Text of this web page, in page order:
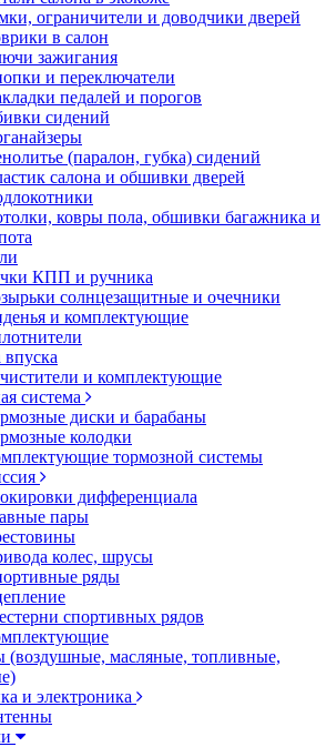
ограничители и доводчики дверей
в салон
зажигания
и переключатели
педалей и порогов
сидений
(паралон, губка) сидений
салона и обшивки дверей
ковры пола, обшивки багажника и
КПП и ручника
солнцезащитные и очечники
и комплектующие
и комплектующие
система
диски и барабаны
колодки
тормозной системы
дифференциала
пары
колес, шрусы
ряды
спортивных рядов
(воздушные, масляные, топливные,
и электроника